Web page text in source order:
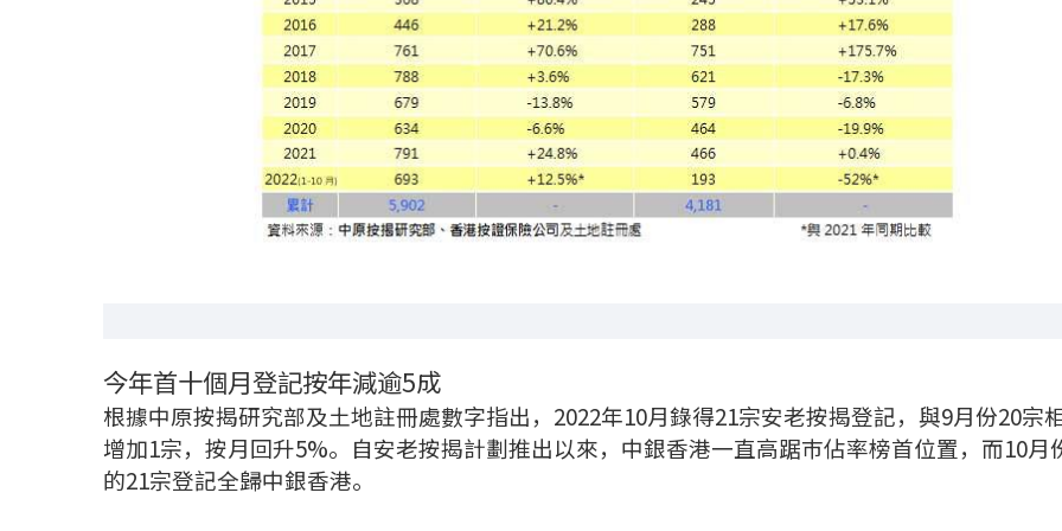
今年首十個月登記按年減逾5成
根據中原按揭研究部及土地註冊處數字指出，2022年10月錄得21宗安老按揭登記，與9月份20宗
增加1宗，按月回升5%。自安老按揭計劃推出以來，中銀香港一直高踞巿佔率榜首位置，而10月
的21宗登記全歸中銀香港。